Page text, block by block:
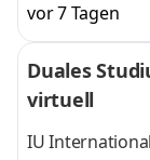
vor 7 Tagen
Duales
virtuell
IU